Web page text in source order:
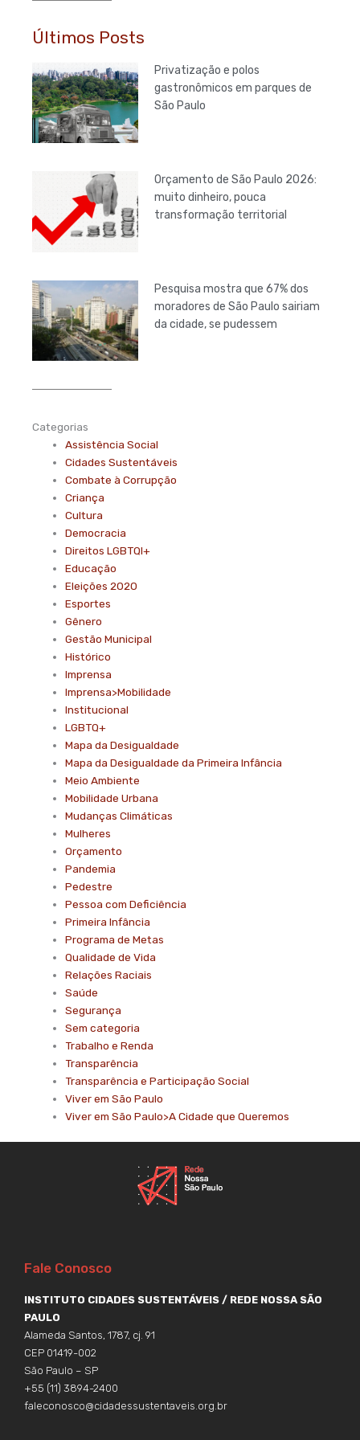
Últimos Posts
Privatização e polos
gastronômicos em parques de
São Paulo
Orçamento de São Paulo 2026:
muito dinheiro, pouca
transformação territorial
Pesquisa mostra que 67% dos
moradores de São Paulo sairiam
da cidade, se pudessem
Categorias
Assistência Social
Cidades Sustentáveis
Combate à Corrupção
Criança
Cultura
Democracia
Direitos LGBTQI+
Educação
Eleições 2020
Esportes
Gênero
Gestão Municipal
Histórico
Imprensa
Imprensa>Mobilidade
Institucional
LGBTQ+
Mapa da Desigualdade
Mapa da Desigualdade da Primeira Infância
Meio Ambiente
Mobilidade Urbana
Mudanças Climáticas
Mulheres
Orçamento
Pandemia
Pedestre
Pessoa com Deficiência
Primeira Infância
Programa de Metas
Qualidade de Vida
Relações Raciais
Saúde
Segurança
Sem categoria
Trabalho e Renda
Transparência
Transparência e Participação Social
Viver em São Paulo
Viver em São Paulo>A Cidade que Queremos
Fale Conosco
INSTITUTO CIDADES SUSTENTÁVEIS / REDE NOSSA SÃO
PAULO
Alameda Santos, 1787, cj. 91
CEP 01419-002
São Paulo – SP
+55 (11) 3894-2400
faleconosco@cidadessustentaveis.org.br